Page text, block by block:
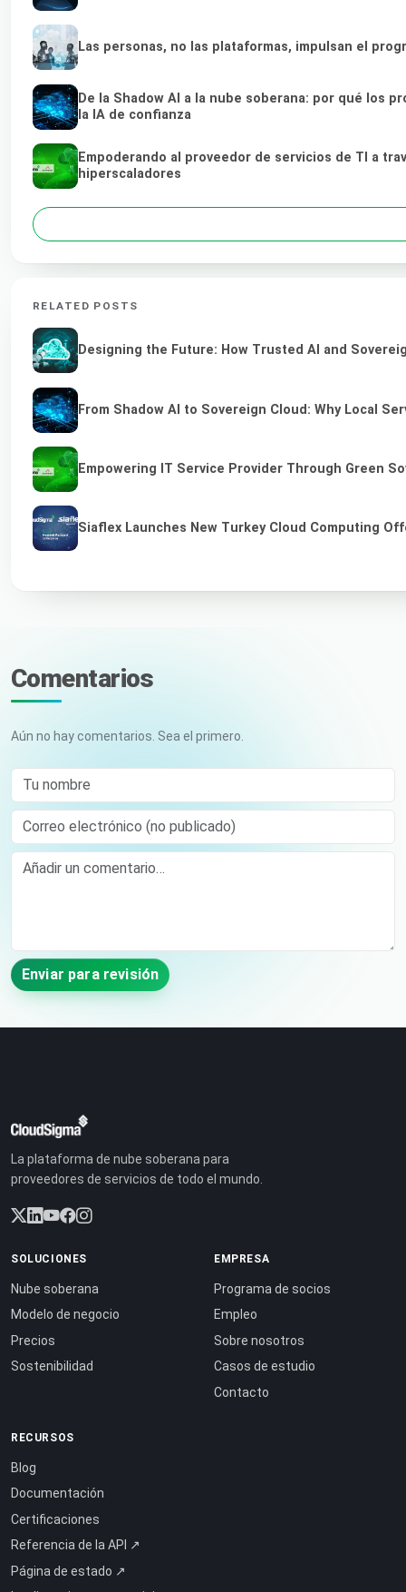
Las personas, no las plataformas, impulsan el
De la Shadow AI a la nube soberana: por qué los
la IA de confianza
Empoderando al proveedor de servicios de TI a
hiperscaladores
RELATED POSTS
Designing the Future: How Trusted AI and
From Shadow AI to Sovereign Cloud: Why Local
Empowering IT Service Provider Through Green
Siaflex Launches New Turkey Cloud Computing
Comentarios
Aún no hay comentarios. Sea el primero.
Tu nombre
Correo electrónico (no publicado)
Comment
Enviar para revisión
La plataforma de nube soberana para
proveedores de servicios de todo el mundo.
SOLUCIONES
Nube soberana
Modelo de negocio
Precios
Sostenibilidad
EMPRESA
Programa de socios
Empleo
Sobre nosotros
Casos de estudio
Contacto
RECURSOS
Blog
Documentación
Certificaciones
Referencia de la API ↗
Página de estado ↗